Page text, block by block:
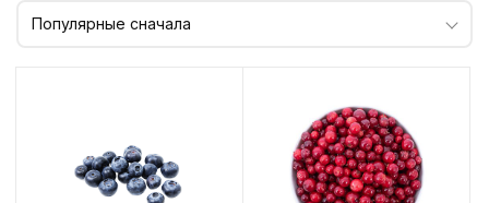
Популярные сначала